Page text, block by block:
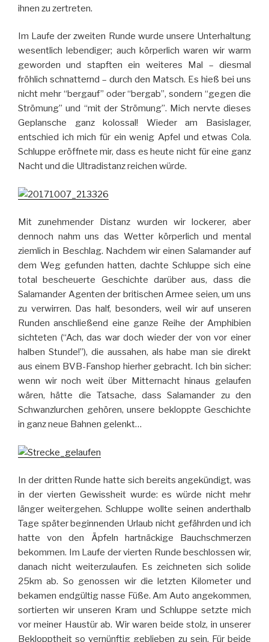
ihnen zu zertreten.
Im Laufe der zweiten Runde wurde unsere Unterhaltung
wesentlich lebendiger; auch körperlich waren wir warm
geworden und stapften ein weiteres Mal – diesmal
fröhlich schnatternd – durch den Matsch. Es hieß bei uns
nicht mehr “bergauf” oder “bergab”, sondern “gegen die
Strömung” und “mit der Strömung”. Mich nervte dieses
Geplansche ganz kolossal! Wieder am Basislager,
entschied ich mich für ein wenig Apfel und etwas Cola.
Schluppe eröffnete mir, dass es heute nicht für eine ganz
Nacht und die Ultradistanz reichen würde.
Mit zunehmender Distanz wurden wir lockerer, aber
dennoch nahm uns das Wetter körperlich und mental
ziemlich in Beschlag. Nachdem wir einen Salamander auf
dem Weg gefunden hatten, dachte Schluppe sich eine
total bescheuerte Geschichte darüber aus, dass die
Salamander Agenten der britischen Armee seien, um uns
zu verwirren. Das half, besonders, weil wir auf unseren
Runden anschließend eine ganze Reihe der Amphibien
sichteten (“Ach, das war doch wieder der von vor einer
halben Stunde!”), die aussahen, als habe man sie direkt
aus einem BVB-Fanshop hierher gebracht. Ich bin sicher:
wenn wir noch weit über Mitternacht hinaus gelaufen
wären, hätte die Tatsache, dass Salamander zu den
Schwanzlurchen gehören, unsere bekloppte Geschichte
in ganz neue Bahnen gelenkt…
In der dritten Runde hatte sich bereits angekündigt, was
in der vierten Gewissheit wurde: es würde nicht mehr
länger weitergehen. Schluppe wollte seinen anderthalb
Tage später beginnenden Urlaub nicht gefährden und ich
hatte von den Äpfeln hartnäckige Bauchschmerzen
bekommen. Im Laufe der vierten Runde beschlossen wir,
danach nicht weiterzulaufen. Es zeichneten sich solide
25km ab. So genossen wir die letzten Kilometer und
bekamen endgültig nasse Füße. Am Auto angekommen,
sortierten wir unseren Kram und Schluppe setzte mich
vor meiner Haustür ab. Wir waren beide stolz, in unserer
Beklopptheit so vernünftig geblieben zu sein. Für beide